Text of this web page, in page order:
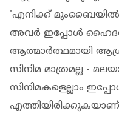
'എനിക്ക്
അവര്‍ ഇപ്പോള്‍
ആത്മാര്‍ത്ഥമായി
സിനിമ മാത്രമല്ല -
സിനിമകളെല്ലാം